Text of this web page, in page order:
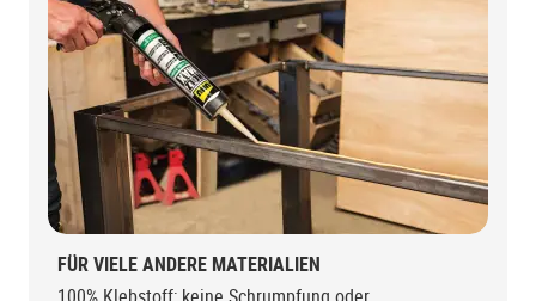
FÜR VIELE ANDERE MATERIALIEN